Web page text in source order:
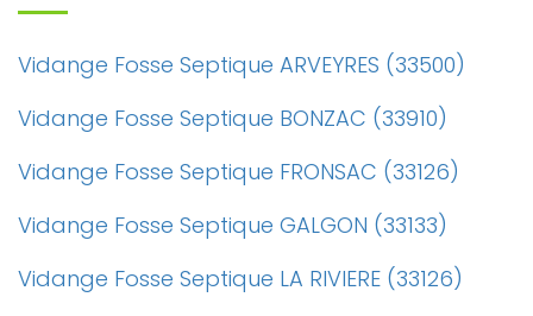
Vidange Fosse Septique ARVEYRES (33500)
Vidange Fosse Septique BONZAC (33910)
Vidange Fosse Septique FRONSAC (33126)
Vidange Fosse Septique GALGON (33133)
Vidange Fosse Septique LA RIVIERE (33126)